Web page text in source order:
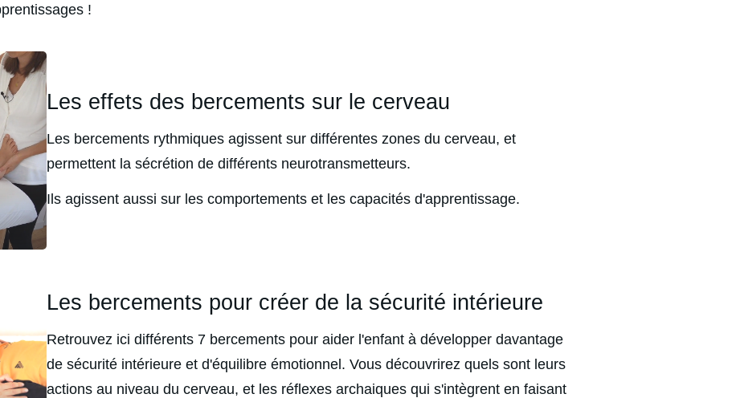
!
Les effets des bercements sur le cerveau
Les bercements rythmiques agissent sur différentes zones du cerveau, et
permettent la sécrétion de différents neurotransmetteurs.
Ils agissent aussi sur les comportements et les capacités d'apprentissage.
Les bercements pour créer de la sécurité intérieure
Retrouvez ici différents 7 bercements pour aider l'enfant à développer davantage
de sécurité intérieure et d'équilibre émotionnel. Vous découvrirez quels sont leurs
actions au niveau du cerveau, et les réflexes archaiques qui s'intègrent en faisant